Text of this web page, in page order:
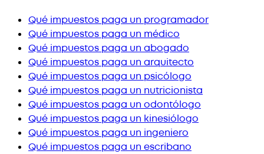
Qué impuestos paga un programador
Qué impuestos paga un médico
Qué impuestos paga un abogado
Qué impuestos paga un arquitecto
Qué impuestos paga un psicólogo
Qué impuestos paga un nutricionista
Qué impuestos paga un odontólogo
Qué impuestos paga un kinesiólogo
Qué impuestos paga un ingeniero
Qué impuestos paga un escribano